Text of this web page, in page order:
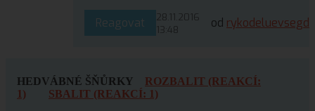
Reagovat
28.11.2016
13:48
od rykodeluevsegda
HEDVÁBNÉ ŠŇŮRKY
ROZBALIT (REAKCÍ:
1)
SBALIT (REAKCÍ: 1)